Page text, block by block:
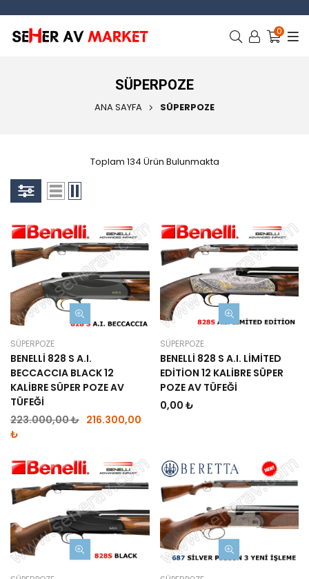
0
SÜPERPOZE
ANA SAYFA SÜPERPOZE
Toplam 134 Ürün Bulunmakta
SÜPERPOZE
BENELLİ 828 S A.I.
BECCACCIA BLACK 12
KALİBRE SÜPER POZE AV
TÜFEĞİ
223.000,00 ₺ 216.300,00
₺
SÜPERPOZE
BENELLİ 828 S A.I. LİMİTED
EDİTİON 12 KALİBRE SÜPER
POZE AV TÜFEĞİ
0,00 ₺